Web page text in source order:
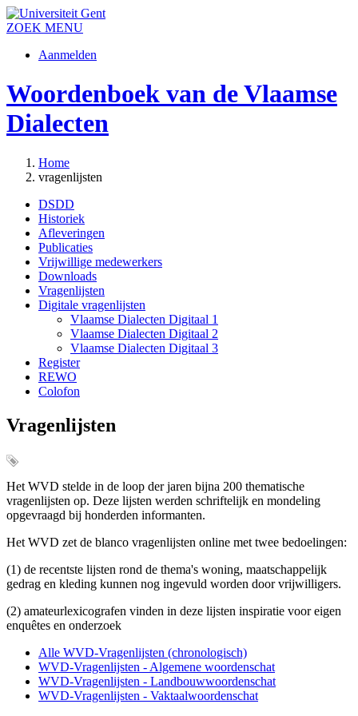
ZOEK MENU
Aanmelden
Woordenboek van de Vlaamse
Dialecten
Home
vragenlijsten
DSDD
Historiek
Afleveringen
Publicaties
Vrijwillige medewerkers
Downloads
Vragenlijsten
Digitale vragenlijsten
Vlaamse Dialecten Digitaal 1
Vlaamse Dialecten Digitaal 2
Vlaamse Dialecten Digitaal 3
Register
REWO
Colofon
Vragenlijsten
Het WVD stelde in de loop der jaren bijna 200 thematische
vragenlijsten op. Deze lijsten werden schriftelijk en mondeling
opgevraagd bij honderden informanten.
Het WVD zet de blanco vragenlijsten online met twee bedoelingen:
(1) de recentste lijsten rond de thema's woning, maatschappelijk
gedrag en kleding kunnen nog ingevuld worden door vrijwilligers.
(2) amateurlexicografen vinden in deze lijsten inspiratie voor eigen
enquêtes en onderzoek
Alle WVD-Vragenlijsten (chronologisch)
WVD-Vragenlijsten - Algemene woordenschat
WVD-Vragenlijsten - Landbouwwoordenschat
WVD-Vragenlijsten - Vaktaalwoordenschat